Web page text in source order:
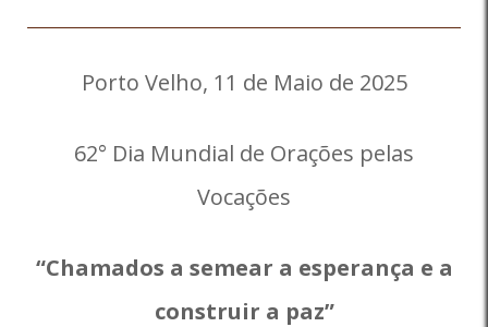
Porto Velho, 11 de Maio de 2025
62° Dia Mundial de Orações pelas
Vocações
“Chamados a semear a esperança e a
construir a paz”